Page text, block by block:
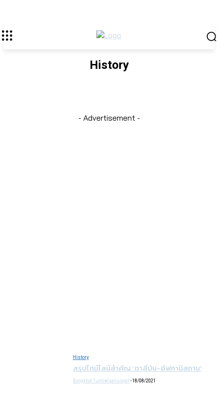
History
- Advertisement -
History
สรุปไทม์ไลน์สำคัญ ‘ตาลีบัน-อัฟกานิสถาน’
Bongkhot Tuntiwisanusopit - 18/08/2021